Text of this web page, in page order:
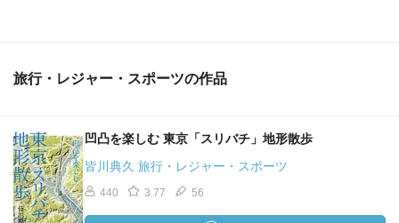
旅行・レジャー・スポーツの作品
凹凸を楽しむ 東京「スリバチ」地形散歩
皆川典久 旅行・レジャー・スポーツ
440 3.77 56